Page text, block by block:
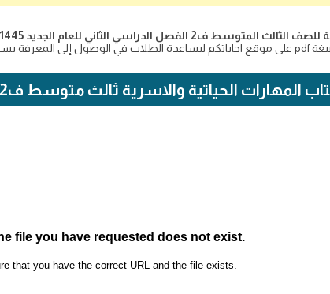
ف2 الفصل الدراسي الثاني للعام الجديد 1445
الحياتية والاسرية ثالث متوسط ف2 الفصل الدراسي الثاني 1445